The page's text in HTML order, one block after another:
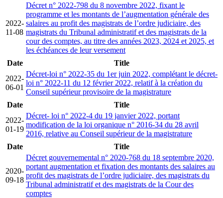
2022-
11-08
Décret n° 2022-798 du 8 novembre 2022, fixant le
programme et les montants de l’augmentation générale des
salaires au profit des magistrats de l’ordre judiciaire, des
magistrats du Tribunal administratif et des magistrats de la
cour des comptes, au titre des années 2023, 2024 et 2025, et
les échéances de leur versement
Date
Title
2022-
06-01
Décret-loi n° 2022-35 du 1er juin 2022, complétant le décret-
loi n° 2022-11 du 12 février 2022, relatif à la création du
Conseil supérieur provisoire de la magistrature
Date
Title
2022-
01-19
Décret- loi n° 2022-4 du 19 janvier 2022, portant
modification de la loi organique n° 2016-34 du 28 avril
2016, relative au Conseil supérieur de la magistrature
Date
Title
2020-
09-18
Décret gouvernemental n° 2020-768 du 18 septembre 2020,
portant augmentation et fixation des montants des salaires au
profit des magistrats de l’ordre judiciaire, des magistrats du
Tribunal administratif et des magistrats de la Cour des
comptes